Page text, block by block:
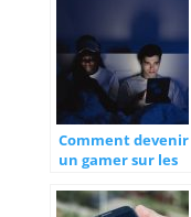
Comment devenir
un gamer sur les
jeu en ligne?